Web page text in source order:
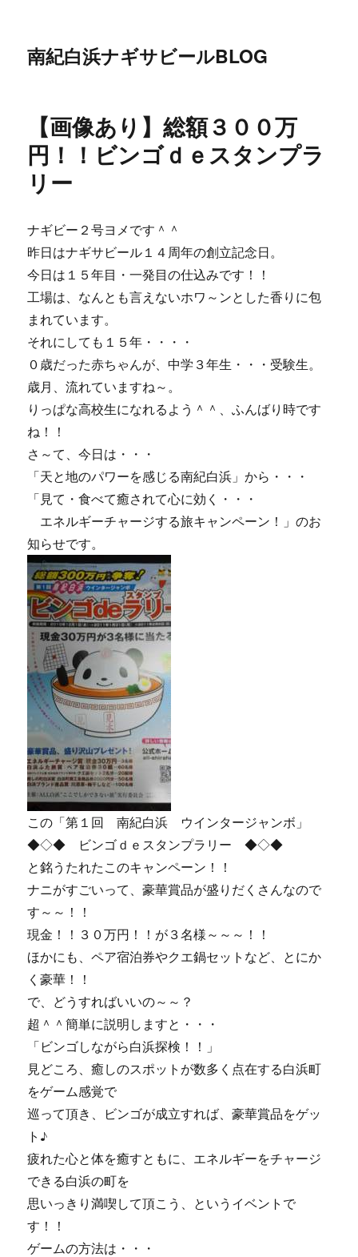
南紀白浜ナギサビールBLOG
【画像あり】総額３００万
円！！ビンゴｄｅスタンプラ
リー
ナギビー２号ヨメです＾＾
昨日はナギサビール１４周年の創立記念日。
今日は１５年目・一発目の仕込みです！！
工場は、なんとも言えないホワ～ンとした香りに包
まれています。
それにしても１５年・・・・
０歳だった赤ちゃんが、中学３年生・・・受験生。
歳月、流れていますね～。
りっぱな高校生になれるよう＾＾、ふんばり時です
ね！！
さ～て、今日は・・・
「天と地のパワーを感じる南紀白浜」から・・・
「見て・食べて癒されて心に効く・・・
エネルギーチャージする旅キャンペーン！」のお
知らせです。
この「第１回 南紀白浜 ウインタージャンボ」
◆◇◆ ビンゴｄｅスタンプラリー ◆◇◆
と銘うたれたこのキャンペーン！！
ナニがすごいって、豪華賞品が盛りだくさんなので
す～～！！
現金！！３０万円！！が３名様～～～！！
ほかにも、ペア宿泊券やクエ鍋セットなど、とにか
く豪華！！
で、どうすればいいの～～？
超＾＾簡単に説明しますと・・・
「ビンゴしながら白浜探検！！」
見どころ、癒しのスポットが数多く点在する白浜町
をゲーム感覚で
巡って頂き、ビンゴが成立すれば、豪華賞品をゲッ
ト♪
疲れた心と体を癒すともに、エネルギーをチャージ
できる白浜の町を
思いっきり満喫して頂こう、というイベントで
す！！
ゲームの方法は・・・